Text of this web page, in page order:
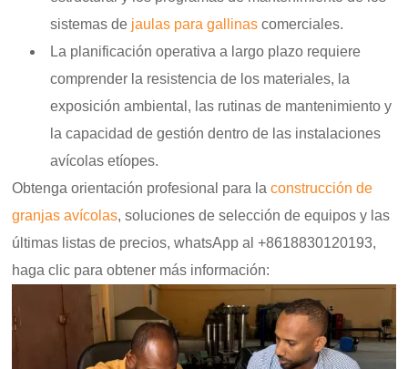
sistemas de jaulas para gallinas comerciales.
La planificación operativa a largo plazo requiere
comprender la resistencia de los materiales, la
exposición ambiental, las rutinas de mantenimiento y
la capacidad de gestión dentro de las instalaciones
avícolas etíopes.
Obtenga orientación profesional para laconstrucción de
granjas avícolas, soluciones de selección de equipos y las
últimas listas de precios,whatsApp al +8618830120193,
haga clic para obtener más información: